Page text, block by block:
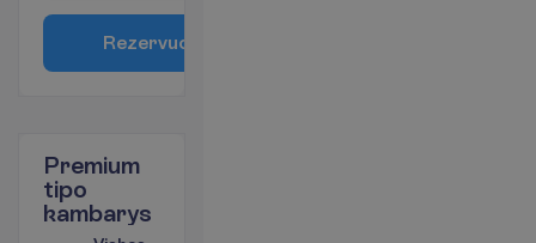
Rezervuo
Premium
tipo
kambarys